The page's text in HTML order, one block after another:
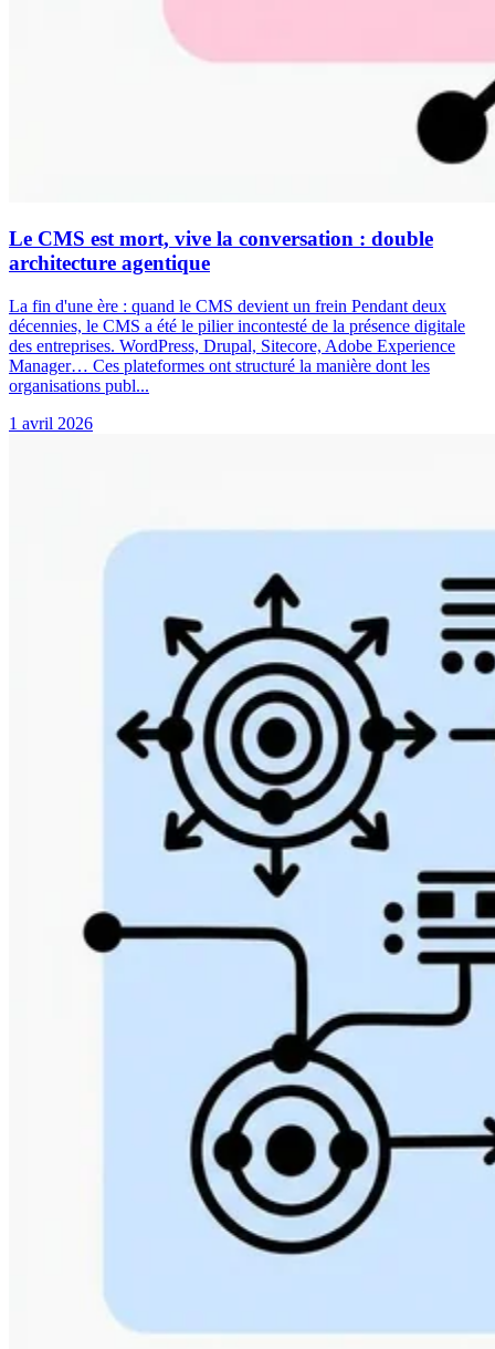
Le CMS est mort, vive la conversation : double
architecture agentique
La fin d'une ère : quand le CMS devient un frein Pendant deux
décennies, le CMS a été le pilier incontesté de la présence digitale
des entreprises. WordPress, Drupal, Sitecore, Adobe Experience
Manager… Ces plateformes ont structuré la manière dont les
organisations publ...
1 avril 2026